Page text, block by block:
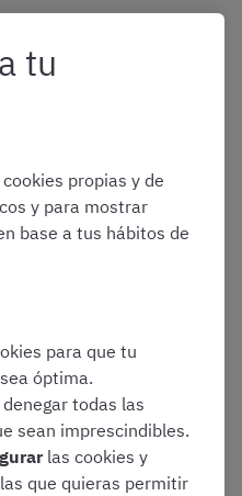
y
listado?
proceso selectivo
cada aspirante
, que se
columnas:
tu
propias y de
y para mostrar
base a tus hábitos de
para que tu
óptima.
todas las
sean imprescindibles.
las cookies y
que quieras permitir